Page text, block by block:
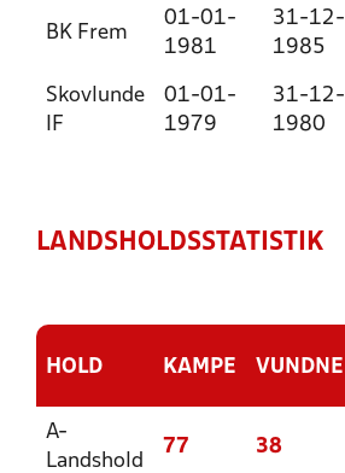
BK Frem
01-01-
1981
31-12-
1985
Skovlunde
IF
01-01-
1979
31-12-
1980
LANDSHOLDSSTATISTIK
HOLD KAMPE VUNDNE
A-
Landshold
77 38